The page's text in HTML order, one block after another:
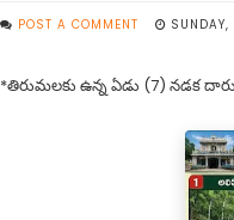
POST A COMMENT
*తిరుమలకు ఉన్న ఏడు (7) నడక